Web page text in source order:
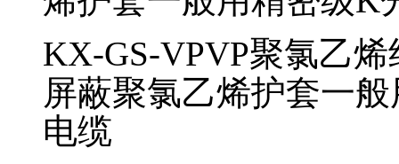
KX-GS-VPVP聚氯乙
屏蔽聚氯乙烯护套一
电缆